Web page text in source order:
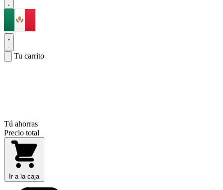
Tu carrito
Tú ahorras
Precio total
Ir a la caja